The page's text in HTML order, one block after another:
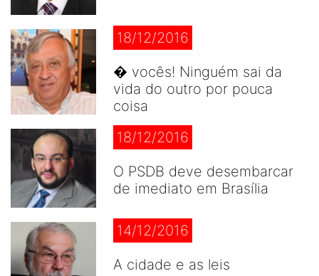
18/12/2016
� vocês! Ninguém sai da
vida do outro por pouca
coisa
18/12/2016
O PSDB deve desembarcar
de imediato em Brasília
14/12/2016
A cidade e as leis